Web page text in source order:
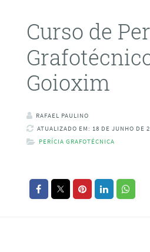
Curso de
Goioxim
RAFAEL PAULINO
ATUALIZADO EM: 18 DE JUNHO DE
PERÍCIA GRAFOTÉCNICA